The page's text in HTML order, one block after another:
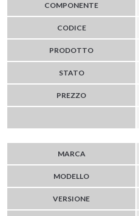
COMPONENTE
CODICE
PRODOTTO
STATO
PREZZO
MARCA
MODELLO
VERSIONE